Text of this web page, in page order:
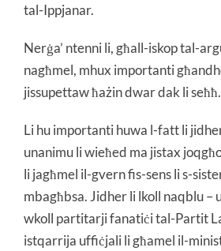
tal-Ippjanar.
Nerġa’ ntenni li, għall-iskop tal-
nagħmel, mhux importanti
jissupettaw ħażin dwar dak li seħħ.
Li hu importanti huwa l-fatt li
unanimu li wieħed ma jistax
li jagħmel il-gvern fis-sens li s-
mbagħbsa. Jidher li lkoll naqblu –
wkoll partitarji fanatiċi tal-Partit
istqarrija uffiċjali li għamel il-